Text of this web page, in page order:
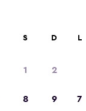
S D
1 2
8 9
L
7